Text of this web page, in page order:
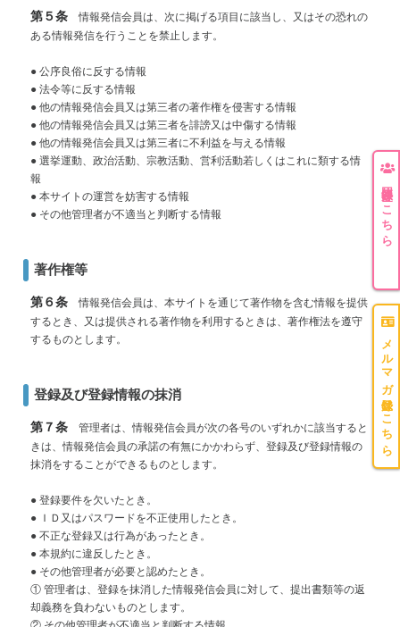
第５条情報発信会員は、次に掲げる項目に該当し、又はその恐れの
ある情報発信を行うことを禁止します。
● 公序良俗に反する情報
● 法令等に反する情報
● 他の情報発信会員又は第三者の著作権を侵害する情報
● 他の情報発信会員又は第三者を誹謗又は中傷する情報
● 他の情報発信会員又は第三者に不利益を与える情報
● 選挙運動、政治活動、宗教活動、営利活動若しくはこれに類する情
報
● 本サイトの運営を妨害する情報
● その他管理者が不適当と判断する情報
著作権等
第６条情報発信会員は、本サイトを通じて著作物を含む情報を提供
するとき、又は提供される著作物を利用するときは、著作権法を遵守
するものとします。
登録及び登録情報の抹消
第７条管理者は、情報発信会員が次の各号のいずれかに該当すると
きは、情報発信会員の承諾の有無にかかわらず、登録及び登録情報の
抹消をすることができるものとします。
● 登録要件を欠いたとき。
● ＩＤ又はパスワードを不正使用したとき。
● 不正な登録又は行為があったとき。
● 本規約に違反したとき。
● その他管理者が必要と認めたとき。
① 管理者は、登録を抹消した情報発信会員に対して、提出書類等の返
却義務を負わないものとします。
団体登録はこちら
メルマガ登録はこちら